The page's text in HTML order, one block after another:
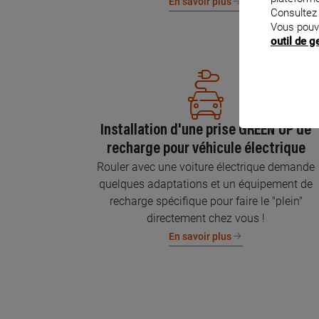
Installation d'une prise GREEN'UP de
recharge pour véhicule électrique
Rouler avec une voiture électrique demande
quelques adaptations et un équipement de
recharge spécifique pour faire le "plein"
directement chez vous !
En savoir plus
Vous
outil de